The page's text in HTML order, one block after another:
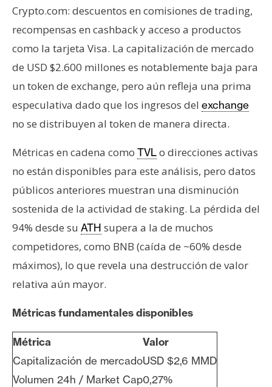
Crypto.com: descuentos en comisiones de trading,
recompensas en cashback y acceso a productos
como la tarjeta Visa. La capitalización de mercado
de USD $2.600 millones es notablemente baja para
un token de exchange, pero aún refleja una prima
especulativa dado que los ingresos del exchange
no se distribuyen al token de manera directa.
Métricas en cadena como TVLo direcciones activas
no están disponibles para este análisis, pero datos
públicos anteriores muestran una disminución
sostenida de la actividad de staking. La pérdida del
94% desde su ATH supera a la de muchos
competidores, como BNB (caída de ~60% desde
máximos), lo que revela una destrucción de valor
relativa aún mayor.
Métricas fundamentales disponibles
Métrica
Valor
Capitalización de mercadoUSD $2,6 MMD
Volumen 24h / Market Cap0,27%